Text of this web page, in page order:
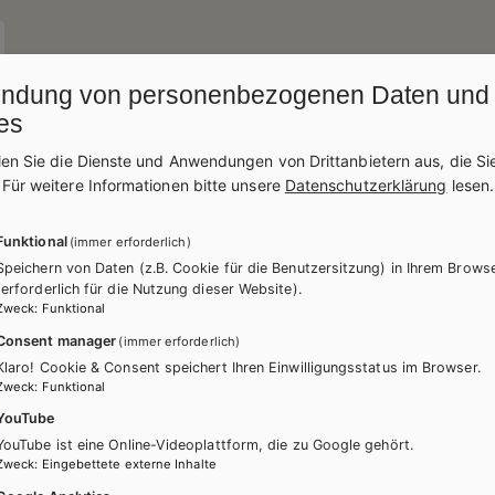
könnten Sie ebenfalls
von personenbezogenen Daten und
Sie die Dienste und Anwendungen von Drittanbietern aus, die
Für weitere Informationen bitte unsere Datenschutzerklärung lesen.
(immer erforderlich)
von Daten (z.B. Cookie für die Benutzersitzung) in Ihrem
für die Nutzung dieser Website).
: Funktional
manager (immer erforderlich)
Cookie & Consent speichert Ihren Einwilligungsstatus im Browser.
: Funktional
ist eine Online-Videoplattform, die zu Google gehört.
: Eingebettete externe Inhalte